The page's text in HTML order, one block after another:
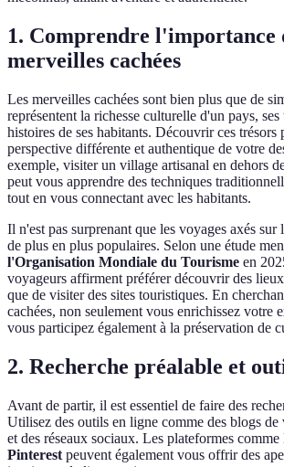
1. Comprendre l'importance
merveilles cachées
Les merveilles cachées sont bien plus que de
représentent la richesse culturelle d'un pays,
histoires de ses habitants. Découvrir ces
perspective différente et authentique de votre
exemple, visiter un village artisanal en dehors
peut vous apprendre des techniques
tout en vous connectant avec les habitants.
Il n'est pas surprenant que les voyages axés sur
de plus en plus populaires. Selon une étude
l'Organisation Mondiale du Tourisme en
voyageurs affirment préférer découvrir des
que de visiter des sites touristiques. En
cachées, non seulement vous enrichissez votre
vous participez également à la préservation de
2. Recherche préalable et
Avant de partir, il est essentiel de faire des
Utilisez des outils en ligne comme des blogs de
et des réseaux sociaux. Les plateformes comme
Pinterest peuvent également vous offrir des